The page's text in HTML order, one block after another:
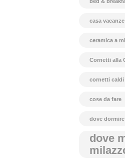
casa
ceramica a
Cornetti alla
cornetti caldi
cose da fare
dove
dove